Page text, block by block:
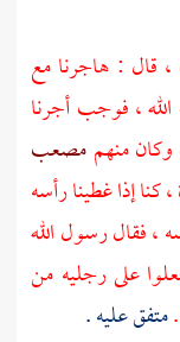
قال : هاجرنا مع
، فوجب أجرنا
منهممصعب
كنا إذا غطينا رأسه
، فقال رسول الله
على رجليه من
.متفق عليه .